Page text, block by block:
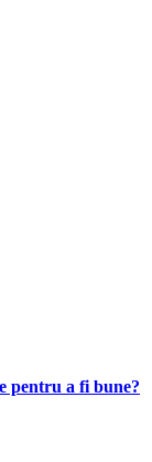
pentru a fi bune?